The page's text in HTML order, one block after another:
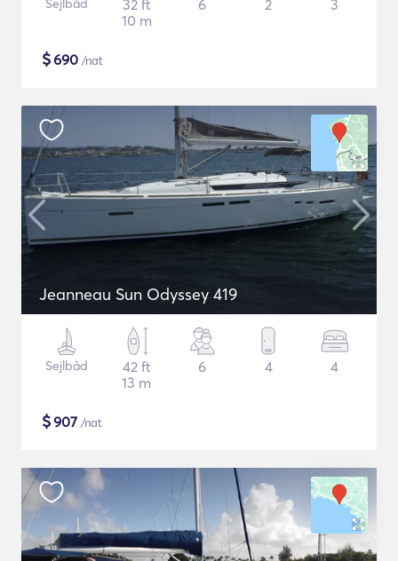
Sejlbåd
32 ft
10 m
6 2 3
$690 /nat
Jeanneau Sun Odyssey 419
Sejlbåd
42 ft
13 m
6 4 4
$907 /nat